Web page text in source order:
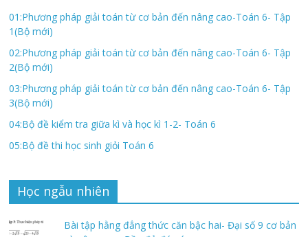
01:Phương pháp giải toán từ cơ bản đến nâng cao-Toán 6- Tập
1(Bộ mới)
02:Phương pháp giải toán từ cơ bản đến nâng cao-Toán 6- Tập
2(Bộ mới)
03:Phương pháp giải toán từ cơ bản đến nâng cao-Toán 6- Tập
3(Bộ mới)
04:Bộ đề kiểm tra giữa kì và học kì 1-2- Toán 6
05:Bộ đề thi học sinh giỏi Toán 6
Học ngẫu nhiên
Bài tập hằng đẳng thức căn bậc hai- Đại số 9 cơ bản